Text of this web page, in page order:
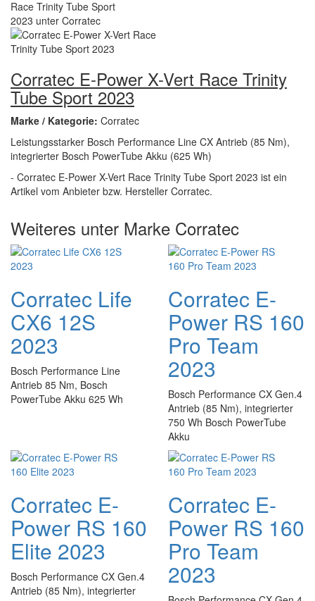
Corratec E-Power X-Vert Race Trinity
Tube Sport 2023
Marke / Kategorie: Corratec
Leistungsstarker Bosch Performance Line CX Antrieb (85 Nm),
integrierter Bosch PowerTube Akku (625 Wh)
- Corratec E-Power X-Vert Race Trinity Tube Sport 2023 ist ein
Artikel vom Anbieter bzw. Hersteller Corratec.
Weiteres unter Marke Corratec
Corratec Life
CX6 12S
2023
Bosch Performance Line
Antrieb 85 Nm, Bosch
PowerTube Akku 625 Wh
Corratec E-
Power RS 160
Pro Team
2023
Bosch Performance CX Gen.4
Antrieb (85 Nm), integrierter
750 Wh Bosch PowerTube
Akku
Corratec E-
Power RS 160
Elite 2023
Bosch Performance CX Gen.4
Antrieb (85 Nm), integrierter
Corratec E-
Power RS 160
Pro Team
2023